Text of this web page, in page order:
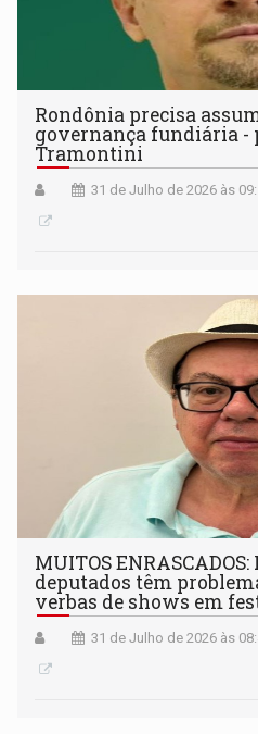
Rondônia precisa
governança fundiária -
Tramontini
31 de Julho de 2026 às
MUITOS
deputados têm
verbas de shows em
31 de Julho de 2026 às